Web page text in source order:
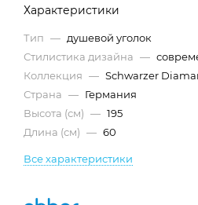
Характеристики
Тип — душевой уголок
Стилистика дизайна —
Коллекция — Schwarzer
Страна — Германия
Высота (см) — 195
Длина (см) — 60
Все характеристики